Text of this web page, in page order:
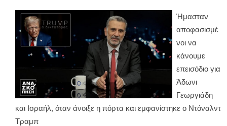
Ήμασταν
αποφασισμέ
νοι να
κάνουμε
επεισόδιο για
Άδωνι
Γεωργιάδη
και Ισραήλ, όταν άνοιξε η πόρτα και εμφανίστηκε ο Ντόναλντ
Τραμπ